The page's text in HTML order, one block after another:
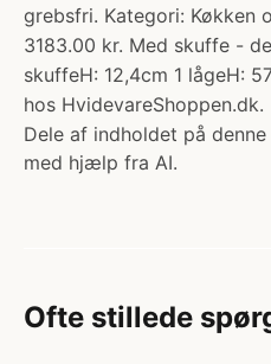
grebsfri. Kategori: Køkken
3183.00 kr. Med skuffe -
skuffeH: 12,4cm 1 lågeH:
hos HvidevareShoppen.dk.
Dele af indholdet på
med hjælp fra AI.
Ofte stillede